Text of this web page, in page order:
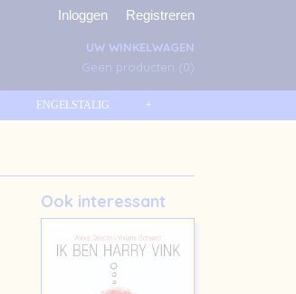
Inloggen Registreren
UW WINKELWAGEN
Geen producten (0)
ENGELSTALIG +
Ook interessant